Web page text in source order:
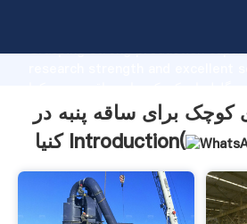
Grasping strong production
the value and bring values to all
کوچک برای ساقه پنبه در
کنیا Introduction(